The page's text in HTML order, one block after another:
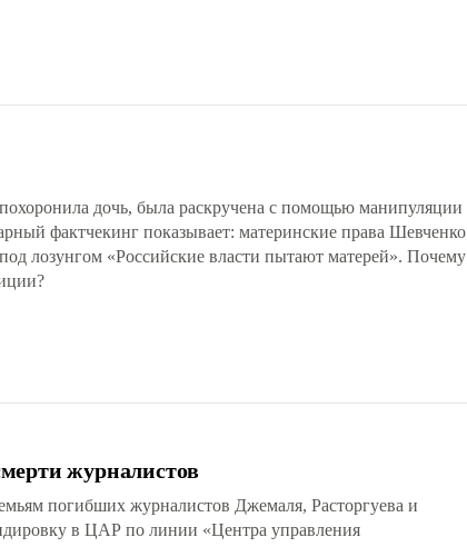
дочь, была раскручена с помощью манипуляции
фактчекинг показывает: материнские права Шевченко
лозунгом «Российские власти пытают матерей». Почему
журналистов
погибших журналистов Джемаля, Расторгуева и
в ЦАР по линии «Центра управления